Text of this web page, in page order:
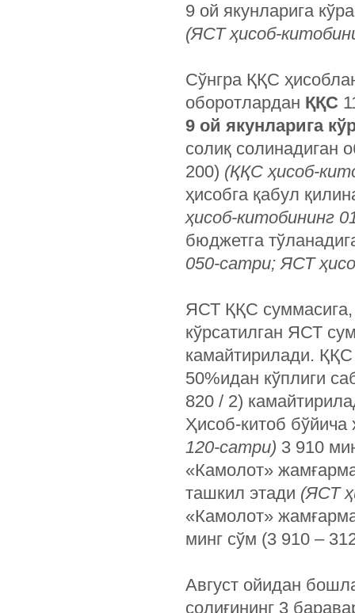
9 ой якунларига кўра
(ЯСТ ҳисоб-
Сўнгра ҚҚС
оборотлардан ҚҚС
9 ой якунларига
солиқ солинадиган
200) (ҚҚС ҳисоб-
ҳисобга қабул
ҳисоб-китобининг
бюджетга
050-сатри; ЯСТ
ЯСТ ҚҚС суммасига,
кўрсатилган ЯСТ
камайтирилади.
50%идан кўплиги
820 / 2)
Ҳисоб-китоб
120-сатри) 3 910
«Камолот»
ташкил этади (ЯСТ
«Камолот»
минг сўм (3 910 –
Август ойидан
солиғининг 3